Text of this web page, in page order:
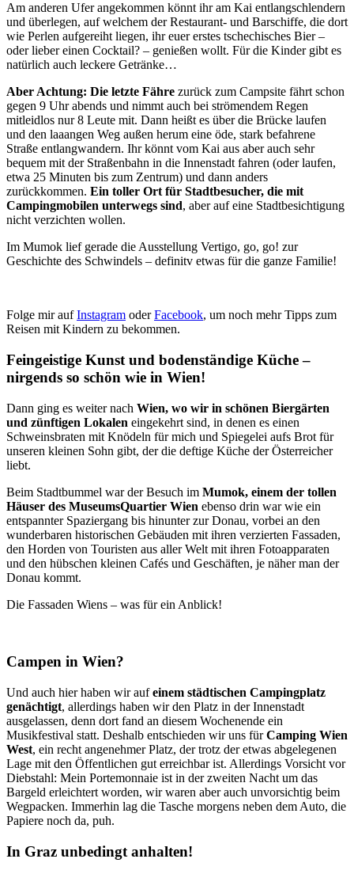
Am anderen Ufer angekommen könnt ihr am Kai entlangschlendern
und überlegen, auf welchem der Restaurant- und Barschiffe, die dort
wie Perlen aufgereiht liegen, ihr euer erstes tschechisches Bier –
oder lieber einen Cocktail? – genießen wollt. Für die Kinder gibt es
natürlich auch leckere Getränke…
Aber Achtung: Die letzte Fähre zurück zum Campsite fährt schon
gegen 9 Uhr abends und nimmt auch bei strömendem Regen
mitleidlos nur 8 Leute mit. Dann heißt es über die Brücke laufen
und den laaangen Weg außen herum eine öde, stark befahrene
Straße entlangwandern. Ihr könnt vom Kai aus aber auch sehr
bequem mit der Straßenbahn in die Innenstadt fahren (oder laufen,
etwa 25 Minuten bis zum Zentrum) und dann anders
zurückkommen. Ein toller Ort für Stadtbesucher, die mit
Campingmobilen unterwegs sind, aber auf eine Stadtbesichtigung
nicht verzichten wollen.
Im Mumok lief gerade die Ausstellung Vertigo, go, go! zur
Geschichte des Schwindels – definitv etwas für die ganze Familie!
Folge mir aufInstagram oderFacebook, um noch mehr Tipps zum
Reisen mit Kindern zu bekommen.
Feingeistige Kunst und bodenständige Küche –
nirgends so schön wie in Wien!
Dann ging es weiter nach Wien, wo wir in schönen Biergärten
und zünftigen Lokalen eingekehrt sind, in denen es einen
Schweinsbraten mit Knödeln für mich und Spiegelei aufs Brot für
unseren kleinen Sohn gibt, der die deftige Küche der Österreicher
liebt.
Beim Stadtbummel war der Besuch im Mumok, einem der tollen
Häuser des MuseumsQuartier Wien ebenso drin war wie ein
entspannter Spaziergang bis hinunter zur Donau, vorbei an den
wunderbaren historischen Gebäuden mit ihren verzierten Fassaden,
den Horden von Touristen aus aller Welt mit ihren Fotoapparaten
und den hübschen kleinen Cafés und Geschäften, je näher man der
Donau kommt.
Die Fassaden Wiens – was für ein Anblick!
Campen in Wien?
Und auch hier haben wir aufeinem städtischen Campingplatz
genächtigt, allerdings haben wir den Platz in der Innenstadt
ausgelassen, denn dort fand an diesem Wochenende ein
Musikfestival statt. Deshalb entschieden wir uns fürCamping Wien
West, ein recht angenehmer Platz, der trotz der etwas abgelegenen
Lage mit den Öffentlichen gut erreichbar ist. Allerdings Vorsicht vor
Diebstahl: Mein Portemonnaie ist in der zweiten Nacht um das
Bargeld erleichtert worden, wir waren aber auch unvorsichtig beim
Wegpacken. Immerhin lag die Tasche morgens neben dem Auto, die
Papiere noch da, puh.
In Graz unbedingt anhalten!